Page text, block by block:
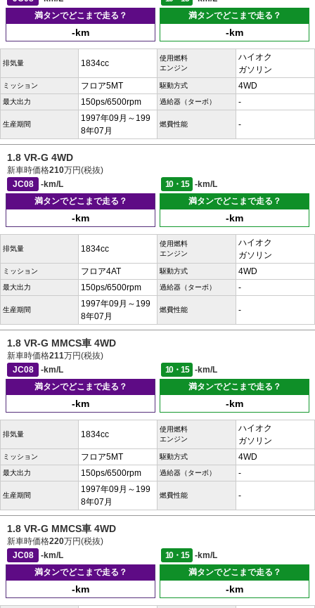
満タンでどこまで走る？
-km
満タンでどこまで走る？
-km
排気量 1834cc
使用燃料
エンジン
ハイオク
ガソリン
ミッション フロア5MT 駆動方式 4WD
最大出力 150ps/6500rpm 過給器（ターボ） -
生産期間
1997年09月～199
8年07月
燃費性能 -
1.8 VR-G 4WD
新車時価格210万円(税抜)
JC08
-km/L 10・15
-km/L
満タンでどこまで走る？
-km
満タンでどこまで走る？
-km
排気量 1834cc
使用燃料
エンジン
ハイオク
ガソリン
ミッション フロア4AT 駆動方式 4WD
最大出力 150ps/6500rpm 過給器（ターボ） -
生産期間
1997年09月～199
8年07月
燃費性能 -
1.8 VR-G MMCS車 4WD
新車時価格211万円(税抜)
JC08
-km/L 10・15
-km/L
満タンでどこまで走る？
-km
満タンでどこまで走る？
-km
排気量 1834cc
使用燃料
エンジン
ハイオク
ガソリン
ミッション フロア5MT 駆動方式 4WD
最大出力 150ps/6500rpm 過給器（ターボ） -
生産期間
1997年09月～199
8年07月
燃費性能 -
1.8 VR-G MMCS車 4WD
新車時価格220万円(税抜)
JC08
-km/L 10・15
-km/L
満タンでどこまで走る？
-km
満タンでどこまで走る？
-km